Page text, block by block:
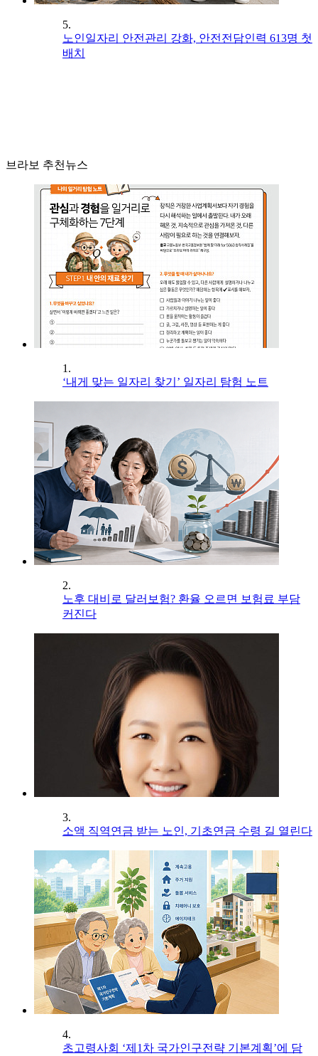
5.
노인일자리 안전관리 강화, 안전전담인력 613명 첫
배치
브라보 추천뉴스
1.
‘내게 맞는 일자리 찾기’ 일자리 탐험 노트
2.
노후 대비로 달러보험? 환율 오르면 보험료 부담
커진다
3.
소액 직역연금 받는 노인, 기초연금 수령 길 열린다
4.
초고령사회 ‘제1차 국가인구전략 기본계획’에 담